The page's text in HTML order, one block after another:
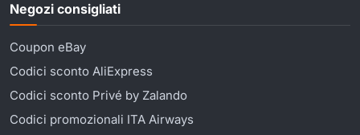
Negozi consigliati
Coupon eBay
Codici sconto AliExpress
Codici sconto Privé by Zalando
Codici promozionali ITA Airways